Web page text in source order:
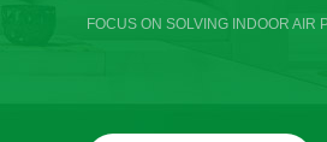
FOCUS ON SOLVING INDOOR AIR